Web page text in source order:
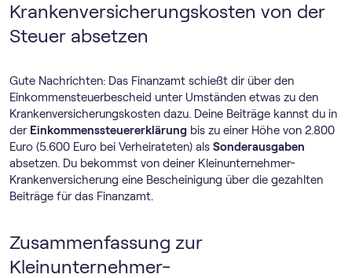
Krankenversicherungskosten von der
Steuer absetzen
Gute Nachrichten: Das Finanzamt schießt dir über den
Einkommensteuerbescheid unter Umständen etwas zu den
Krankenversicherungskosten dazu. Deine Beiträge kannst du in
der Einkommenssteuererklärung bis zu einer Höhe von 2.800
Euro (5.600 Euro bei Verheirateten) als Sonderausgaben
absetzen. Du bekommst von deiner Kleinunternehmer-
Krankenversicherung eine Bescheinigung über die gezahlten
Beiträge für das Finanzamt.
Zusammenfassung zur
Kleinunternehmer-